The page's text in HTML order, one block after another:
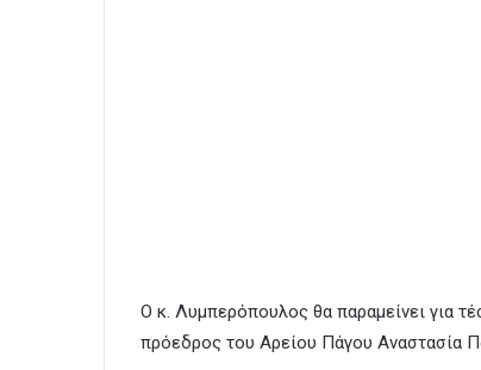
Ο κ. Λυμπερόπουλος θα παραμείνει για
πρόεδρος του Αρείου Πάγου Αναστασία